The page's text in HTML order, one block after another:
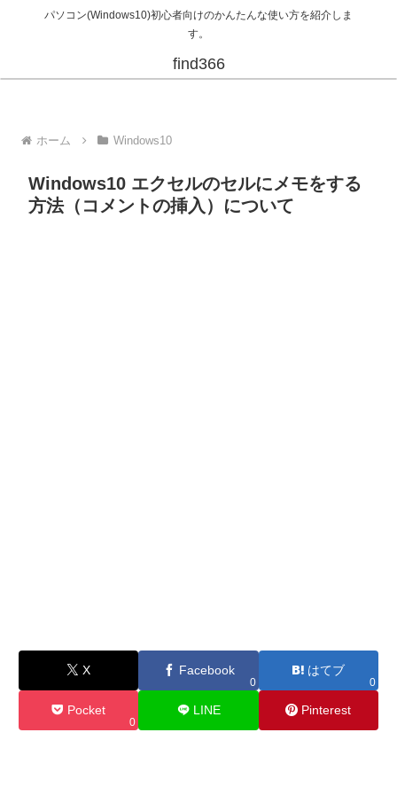
パソコン(Windows10)初心者向けのかんたんな使い方を紹介しま
す。
find366
ホーム Windows10
Windows10 エクセルのセルにメモをする
方法（コメントの挿入）について
X Facebook
0
はてブ
0
Pocket
0
LINE Pinterest